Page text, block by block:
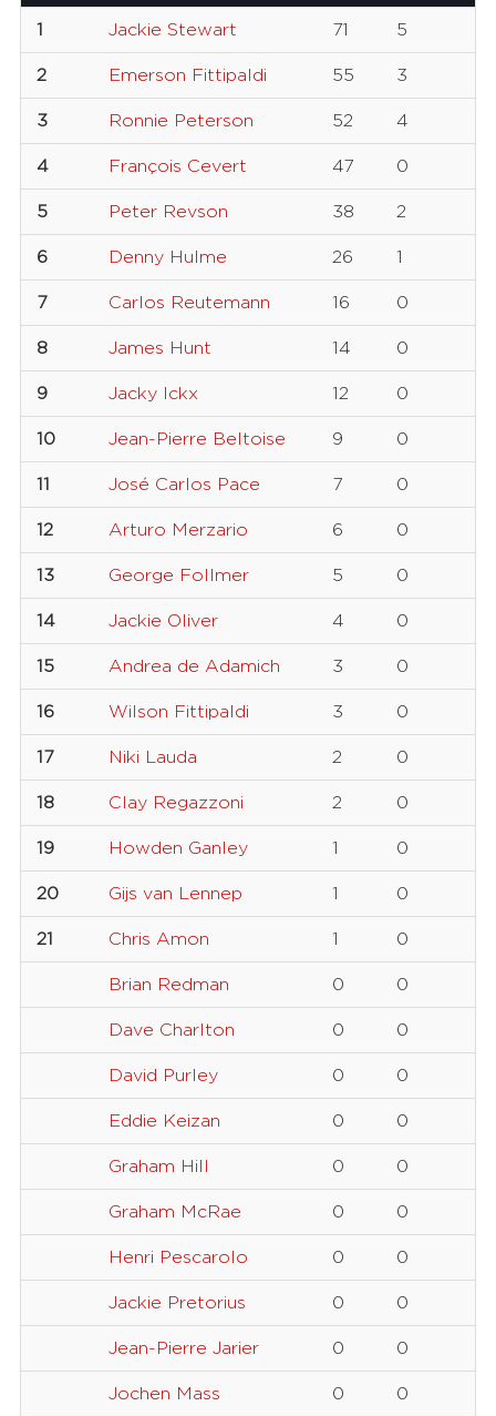
1 Jackie Stewart 71 5
2 Emerson Fittipaldi 55 3
3 Ronnie Peterson 52 4
4 François Cevert 47 0
5 Peter Revson 38 2
6 Denny Hulme 26 1
7 Carlos Reutemann 16 0
8 James Hunt 14 0
9 Jacky Ickx 12 0
10 Jean-Pierre Beltoise 9 0
11 José Carlos Pace 7 0
12 Arturo Merzario 6 0
13 George Follmer 5 0
14 Jackie Oliver 4 0
15 Andrea de Adamich 3 0
16 Wilson Fittipaldi 3 0
17 Niki Lauda 2 0
18 Clay Regazzoni 2 0
19 Howden Ganley 1 0
20 Gijs van Lennep 1 0
21 Chris Amon 1 0
Brian Redman 0 0
Dave Charlton 0 0
David Purley 0 0
Eddie Keizan 0 0
Graham Hill 0 0
Graham McRae 0 0
Henri Pescarolo 0 0
Jackie Pretorius 0 0
Jean-Pierre Jarier 0 0
Jochen Mass 0 0